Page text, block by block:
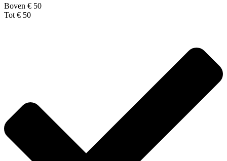
Boven € 50
Tot € 50